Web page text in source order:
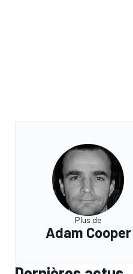
Plus de
Adam Cooper